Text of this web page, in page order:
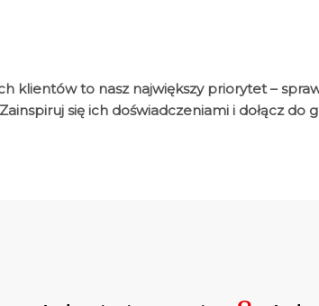
klientów to nasz największy priorytet –
się ich doświadczeniami i dołącz do